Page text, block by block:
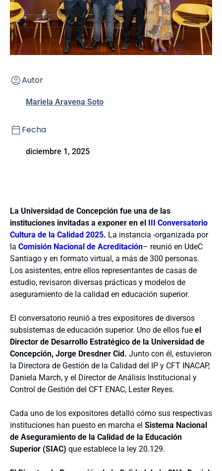
Autor
Mariela Aravena Soto
Fecha
diciembre 1, 2025
La Universidad de Concepción fue una de las
instituciones invitadas a exponer en el III Conversatorio
Cultura de la Calidad 2025. La instancia -organizada por
la Comisión Nacional de Acreditación– reunió en UdeC
Santiago y en formato virtual, a más de 300 personas.
Los asistentes, entre ellos representantes de casas de
estudio, revisaron diversas prácticas y modelos de
aseguramiento de la calidad en educación superior.
El conversatorio reunió a tres expositores de diversos
subsistemas de educación superior. Uno de ellos fue el
Director de Desarrollo Estratégico de la Universidad de
Concepción, Jorge Dresdner Cid. Junto con él, estuvieron
la Directora de Gestión de la Calidad del IP y CFT INACAP,
Daniela March, y el Director de Análisis Institucional y
Control de Gestión del CFT ENAC, Lester Reyes.
Cada uno de los expositores detalló cómo sus respectivas
instituciones han puesto en marcha el Sistema Nacional
de Aseguramiento de la Calidad de la Educación
Superior (SIAC) que establece la ley 20.129.